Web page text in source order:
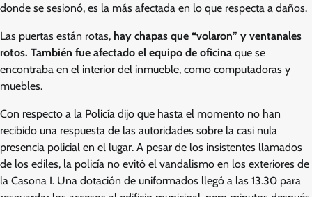
donde se sesionó, es la más afectada en lo que respecta a daños.
Las puertas están rotas, hay chapas que “volaron” y ventanales
rotos. También fue afectado el equipo de oficina que se
encontraba en el interior del inmueble, como computadoras y
muebles.
Con respecto a la Policía dijo que hasta el momento no han
recibido una respuesta de las autoridades sobre la casi nula
presencia policial en el lugar. A pesar de los insistentes llamados
de los ediles, la policía no evitó el vandalismo en los exteriores de
la Casona I. Una dotación de uniformados llegó a las 13.30 para